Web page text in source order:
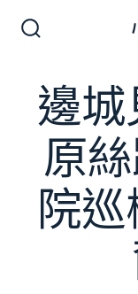
切
換
開
關
邊城
原
院巡